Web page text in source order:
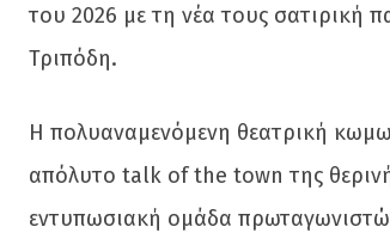
του 2026 με τη νέα τους
Τριπόδη.
Η πολυαναμενόμενη θεατρική
απόλυτο talk of the town της
εντυπωσιακή ομάδα